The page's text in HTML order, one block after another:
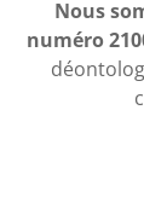
Nous
numéro